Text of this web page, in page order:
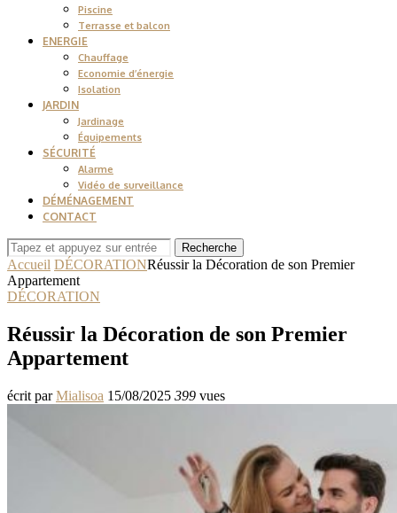
Piscine
Terrasse et balcon
ENERGIE
Chauffage
Economie d’énergie
Isolation
JARDIN
Jardinage
Équipements
SÉCURITÉ
Alarme
Vidéo de surveillance
DÉMÉNAGEMENT
CONTACT
Recherche
Accueil DÉCORATIONRéussir la Décoration de son Premier
Appartement
DÉCORATION
Réussir la Décoration de son Premier
Appartement
écrit parMialisoa 15/08/2025 399 vues